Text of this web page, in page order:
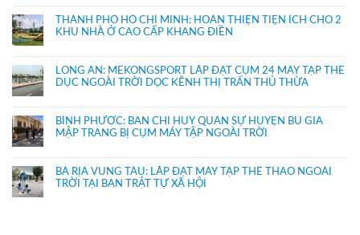
THÀNH PHỐ HỒ CHÍ MINH: HOÀN THIỆN TIỆN ÍCH CHO 2
KHU NHÀ Ở CAO CẤP KHANG ĐIỀN
LONG AN: MEKONGSPORT LẮP ĐẶT CỤM 24 MÁY TẬP THỂ
DỤC NGOÀI TRỜI DỌC KÊNH THỊ TRẤN THỦ THỪA
BÌNH PHƯỚC: BAN CHỈ HUY QUÂN SỰ HUYỆN BÙ GIA
MẬP TRANG BỊ CỤM MÁY TẬP NGOÀI TRỜI
BÀ RỊA VŨNG TÀU: LẮP ĐẶT MÁY TẬP THỂ THAO NGOÀI
TRỜI TẠI BAN TRẬT TỰ XÃ HỘI